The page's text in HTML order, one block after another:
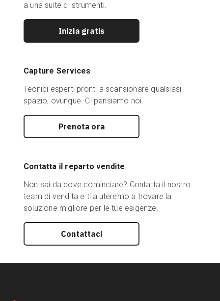
a una suite di strumenti.
Inizia gratis
Capture Services
Tecnici esperti pronti a scansionare qualsiasi
spazio, ovunque. Ci pensiamo noi.
Prenota ora
Contatta il reparto vendite
Non sai da dove cominciare? Contatta il nostro
team di vendita e ti aiuteremo a trovare la
soluzione migliore per le tue esigenze.
Contattaci